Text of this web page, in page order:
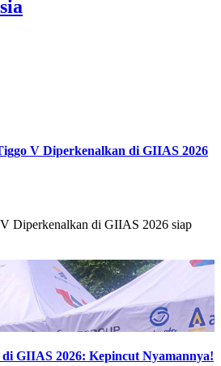
V Diperkenalkan di GIIAS 2026
Diperkenalkan di GIIAS 2026 siap
GIIAS 2026: Kepincut Nyamannya!